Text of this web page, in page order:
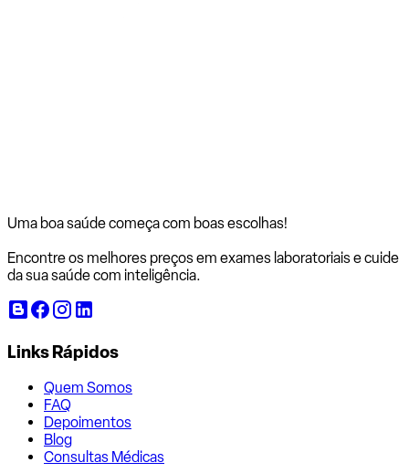
Uma boa saúde começa com boas escolhas!
Encontre os melhores preços em exames laboratoriais e cuide
da sua saúde com inteligência.
Links Rápidos
Quem Somos
FAQ
Depoimentos
Blog
Consultas Médicas